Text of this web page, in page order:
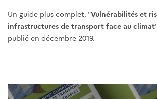
Un guide plus complet, "Vulnérabilités et
infrastructures de transport face au climat
publié en décembre 2019.